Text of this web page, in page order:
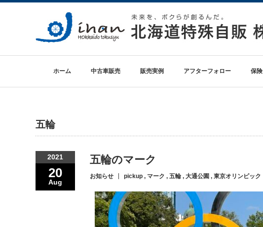
ホーム 中古車販売 販売実例 アフターフォロー 保険
五輪
2021
20
Aug
五輪のマーク
お知らせ pickup , マーク , 五輪 , 大通公園 , 東京オリンピック